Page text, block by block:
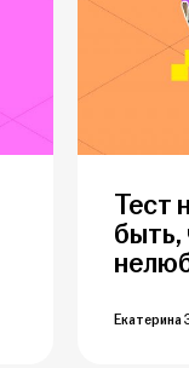
Тест
быть,
Екатерина